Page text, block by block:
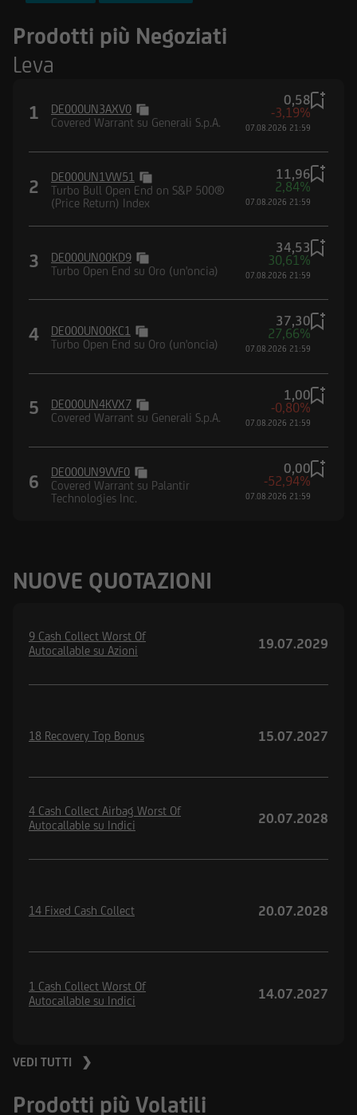
Nasdaq-100® Index
Prodotti più Negoziati
Leva
1
DE000UN3AXV0
Covered Warrant su Generali S.p.A.
0,58
-3,19%
07.08.2026 21:59
2
DE000UN1VW51
Turbo Bull Open End on S&P 500®
(Price Return) Index
11,96
2,84%
07.08.2026 21:59
3
DE000UN00KD9
Turbo Open End su Oro (un'oncia)
34,53
30,61%
07.08.2026 21:59
4
DE000UN00KC1
Turbo Open End su Oro (un'oncia)
37,30
27,66%
07.08.2026 21:59
5
DE000UN4KVX7
Covered Warrant su Generali S.p.A.
1,00
-0,80%
07.08.2026 21:59
6
DE000UN9VVF0
Covered Warrant su Palantir
Technologies Inc.
0,00
-52,94%
07.08.2026 21:59
NUOVE QUOTAZIONI
9 Cash Collect Worst Of
Autocallable su Azioni
19.07.2029
18 Recovery Top Bonus 15.07.2027
4 Cash Collect Airbag Worst Of
Autocallable su Indici
20.07.2028
14 Fixed Cash Collect 20.07.2028
1 Cash Collect Worst Of
Autocallable su Indici
14.07.2027
VEDI TUTTI ❯
Prodotti più Volatili